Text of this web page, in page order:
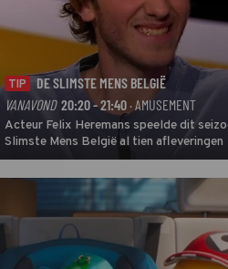
TIP
DE SLIMSTE MENS BELGIË
VANAVOND 20:20 - 21:40 · AMUSEMENT
Acteur Felix Heremans speelde dit
Slimste Mens België al tien afleveringen
de grote favoriet in deze seizoensfinale.
Nederlandse inbreng, want komiek
neemt plaats aan de jurytafel.